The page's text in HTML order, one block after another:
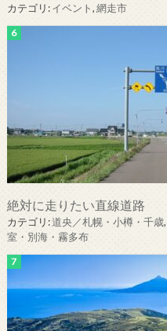
カテゴリ:イベント,網走市
絶対に走りたい直線道路
カテゴリ:道央／札幌・小樽・千歳,
室・別海・霧多布